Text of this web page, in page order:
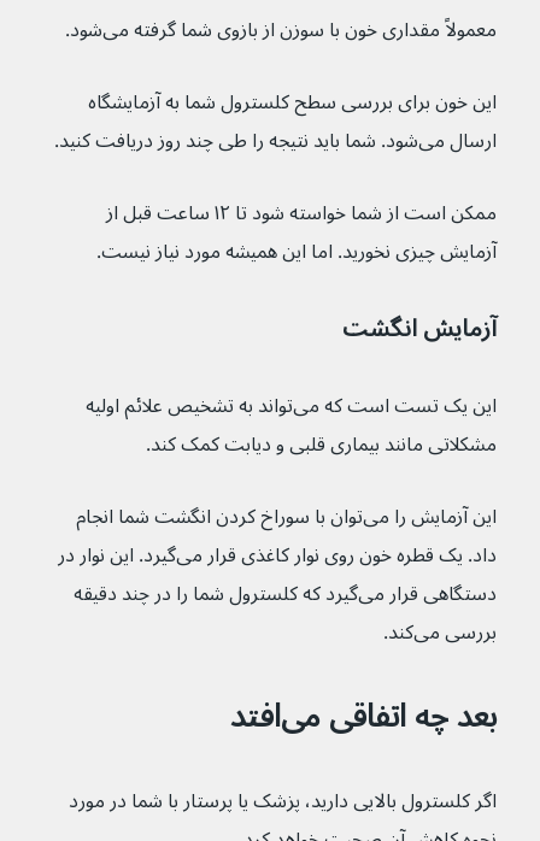
معمولاً مقداری خون با سوزن از بازوی شما گرفته می‌شود.
این خون برای بررسی سطح کلسترول شما به آزمایشگاه
ارسال می‌شود. شما باید نتیجه را طی چند روز دریافت کنید.
ممکن است از شما خواسته شود تا ۱۲ ساعت قبل از
آزمایش چیزی نخورید. اما این همیشه مورد نیاز نیست.
آزمایش انگشت
این یک تست است که می‌تواند به تشخیص علائم اولیه
مشکلاتی مانند بیماری قلبی و دیابت کمک کند.
این آزمایش را می‌توان با سوراخ کردن انگشت شما انجام
داد. یک قطره خون روی نوار کاغذی قرار می‌گیرد. این نوار در
دستگاهی قرار می‌گیرد که کلسترول شما را در چند دقیقه
بررسی می‌کند.
بعد چه اتفاقی می‌افتد
اگر کلسترول بالایی دارید، پزشک یا پرستار با شما در مورد